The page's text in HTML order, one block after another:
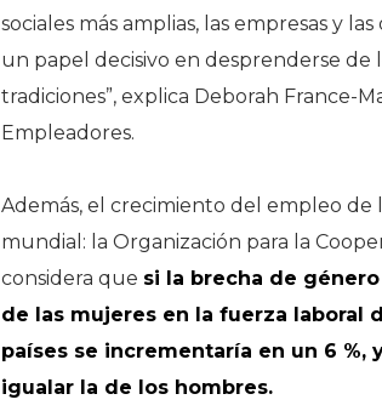
sociales más amplias, las empresas y
un papel decisivo en desprenderse de
tradiciones”, explica Deborah France-
Empleadores.
Además, el crecimiento del empleo de
mundial: la Organización para la
considera que si la brecha de
de las mujeres en la fuerza laboral
países se incrementaría en un 6 %,
igualar la de los hombres.